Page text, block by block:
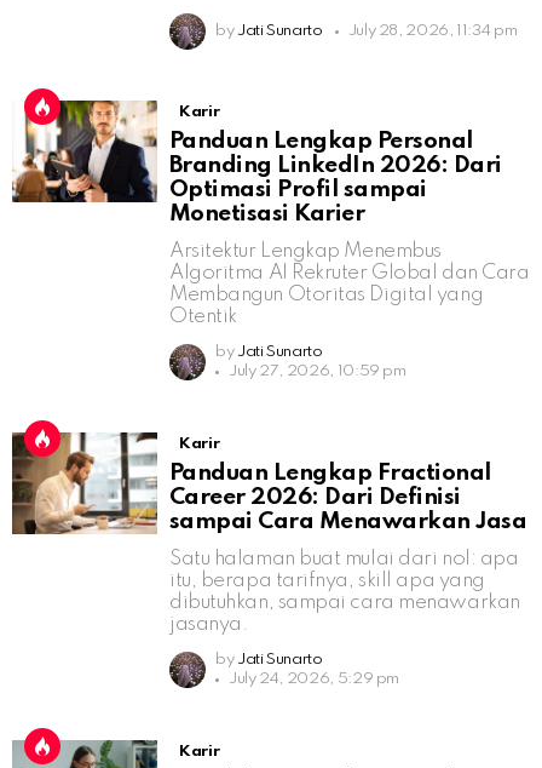
by Jati Sunarto July 28, 2026, 11:34 pm
Karir
Panduan Lengkap Personal
Branding LinkedIn 2026: Dari
Optimasi Profil sampai
Monetisasi Karier
Arsitektur Lengkap Menembus
Algoritma AI Rekruter Global dan Cara
Membangun Otoritas Digital yang
Otentik
by Jati Sunarto
July 27, 2026, 10:59 pm
Karir
Panduan Lengkap Fractional
Career 2026: Dari Definisi
sampai Cara Menawarkan Jasa
Satu halaman buat mulai dari nol: apa
itu, berapa tarifnya, skill apa yang
dibutuhkan, sampai cara menawarkan
jasanya.
by Jati Sunarto
July 24, 2026, 5:29 pm
Karir